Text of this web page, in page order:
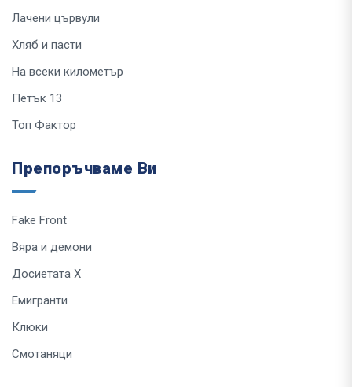
Лачени цървули
Хляб и пасти
На всеки километър
Петък 13
Топ Фактор
Препоръчваме Ви
Fake Front
Вяра и демони
Досиетата Х
Емигранти
Клюки
Смотаняци